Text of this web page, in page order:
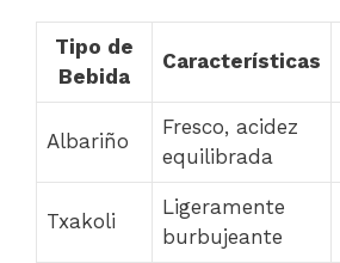
Tipo de
Bebida
Características
Albariño
Fresco, acidez
equilibrada
Txakoli
Ligeramente
burbujeante